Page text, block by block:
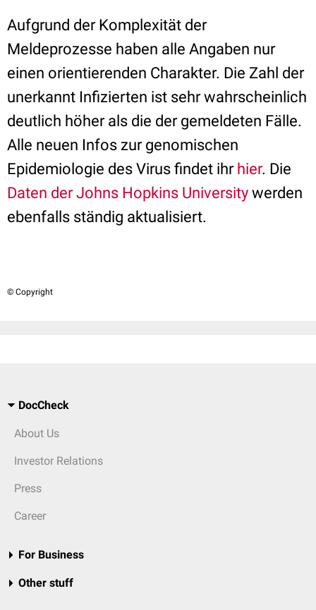
Aufgrund der Komplexität der
Meldeprozesse haben alle Angaben nur
einen orientierenden Charakter. Die Zahl der
unerkannt Infizierten ist sehr wahrscheinlich
deutlich höher als die der gemeldeten Fälle.
Alle neuen Infos zur genomischen
Epidemiologie des Virus findet ihr hier. Die
Daten der Johns Hopkins University werden
ebenfalls ständig aktualisiert.
© Copyright
DocCheck
About Us
Investor Relations
Press
Career
For Business
Other stuff